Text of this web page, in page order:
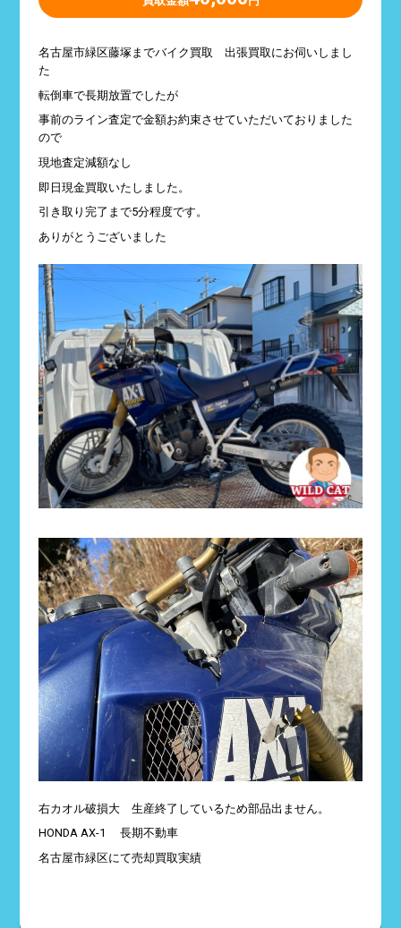
名古屋市緑区藤塚までバイク買取 出張買取にお伺いしまし
た
転倒車で長期放置でしたが
事前のライン査定で金額お約束させていただいておりました
ので
現地査定減額なし
即日現金買取いたしました。
引き取り完了まで5分程度です。
ありがとうございました
右カオル破損大 生産終了しているため部品出ません。
HONDA AX-1 長期不動車
名古屋市緑区にて売却買取実績